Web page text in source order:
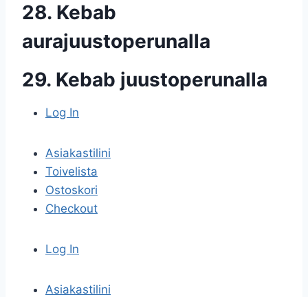
28. Kebab
aurajuustoperunalla
29. Kebab juustoperunalla
Log In
Asiakastilini
Toivelista
Ostoskori
Checkout
Log In
Asiakastilini